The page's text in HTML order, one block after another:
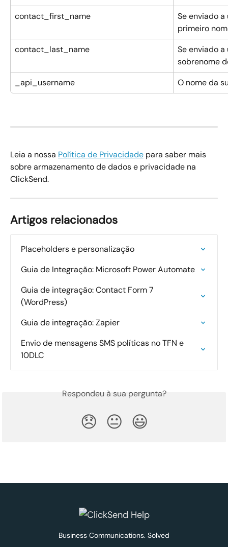
contact_first_name
Se enviado
primeiro
contact_last_name
Se enviado
sobrenome
_api_username
O nome da
Leia a nossa Política de Privacidade para saber mais
sobre armazenamento de dados e privacidade na
ClickSend.
Artigos relacionados
Placeholders e personalização
Guia de Integração: Microsoft Power Automate
Guia de integração: Contact Form 7
(WordPress)
Guia de integração: Zapier
Envio de mensagens SMS políticas no TFN e
10DLC
Respondeu à sua pergunta?
😞 😐 😃
Business Communications. Solved